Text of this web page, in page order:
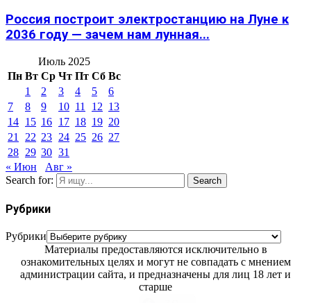
Россия построит электростанцию на Луне к
2036 году — зачем нам лунная...
Июль 2025
Пн Вт Ср Чт Пт Сб Вс
1
2 3 4 5
6
7
8 9 10 11 12 13
14 15 16 17 18 19 20
21
22 23 24 25 26 27
28 29 30 31
« Июн
Авг »
Search for:
Search
Рубрики
Рубрики
Материалы предоставляются исключительно в
ознакомительных целях и могут не совпадать с мнением
администрации сайта, и предназначены для лиц 18 лет и
старше